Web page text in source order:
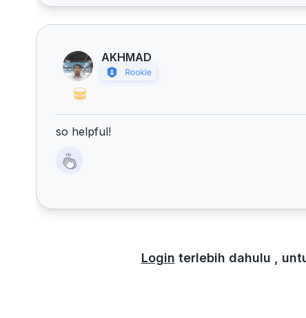
AKHMAD
so helpful!
Login terlebih dahulu ,